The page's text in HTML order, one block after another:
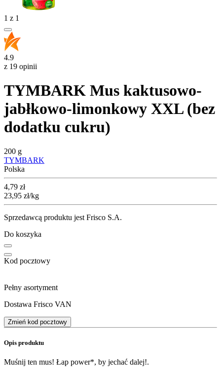
1 z 1
4.9
z 19 opinii
TYMBARK Mus kaktusowo-
jabłkowo-limonkowy XXL (bez
dodatku cukru)
200 g
TYMBARK
Polska
Cena
4,79 zł
23,95 zł/kg
Sprzedawcą produktu jest Frisco S.A.
Do koszyka
Kod pocztowy
Pełny asortyment
Dostawa Frisco VAN
Zmień kod pocztowy
Opis produktu
Muśnij ten mus! Łap power*, by jechać dalej!.